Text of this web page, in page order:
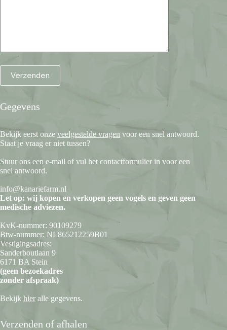
Gegevens
Bekijk eerst onze veelgestelde vragen voor een snel antwoord.
Staat je vraag er niet tussen?
Stuur ons een e-mail of vul het contactformulier in voor een
snel antwoord.
info@kanariefarm.nl
Let op: wij kopen en verkopen geen vogels en geven geen
medische adviezen.
KvK-nummer: 90109279
Btw-nummer: NL865212259B01
Vestigingsadres:
Sanderboutlaan 9
6171 BA Stein
(geen bezoekadres
zonder afspraak)
Bekijk hier alle gegevens.
Verzenden of afhalen